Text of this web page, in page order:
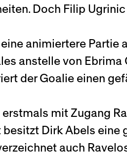
Doch Filip Ugrinic
animiertere Partie
anstelle von
der Goalie einen
erstmals mit Zugang
Dirk Abels eine
auch